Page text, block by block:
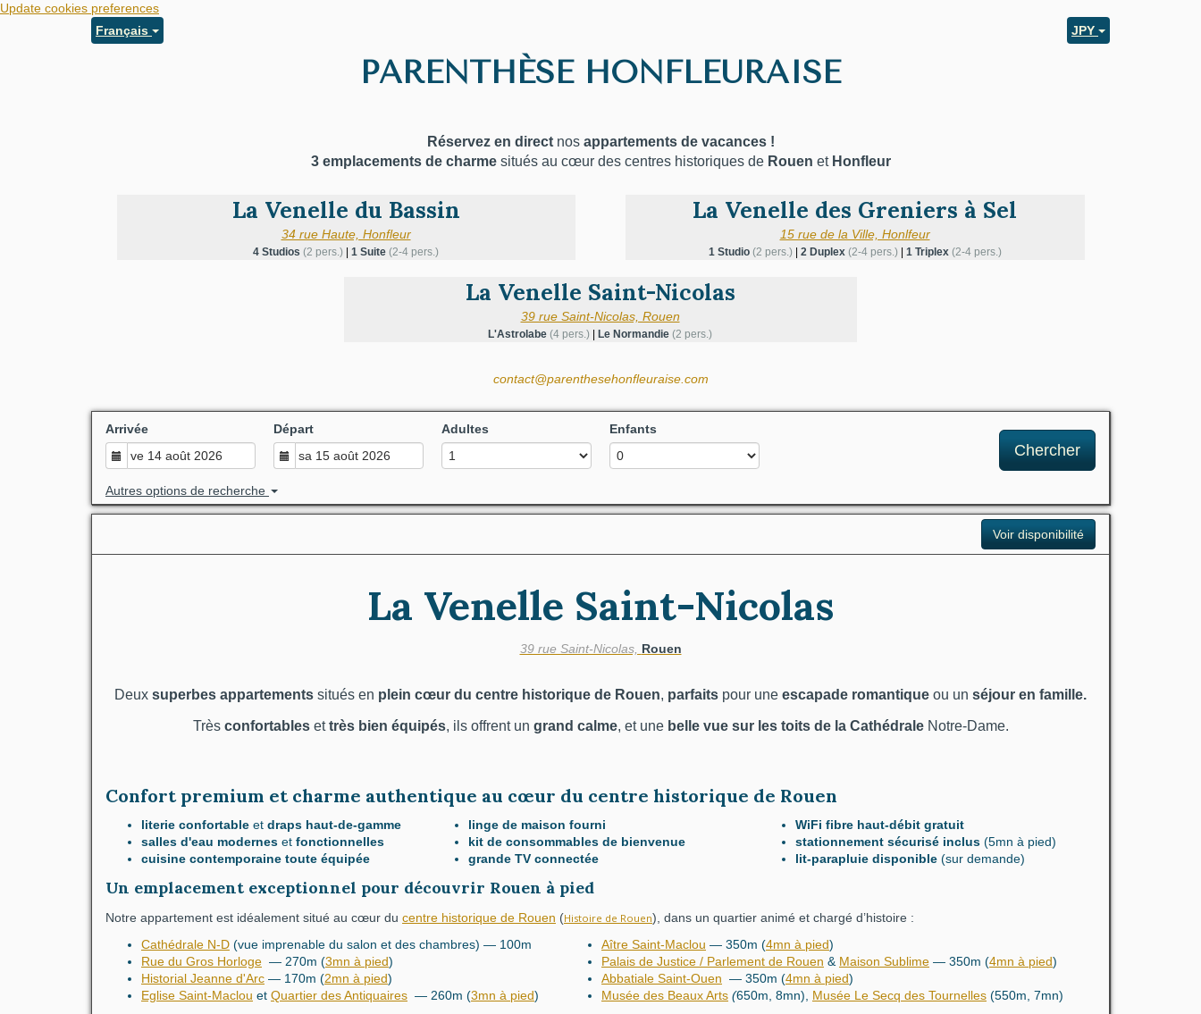
Update cookies preferences
Français
JPY
PARENTHÈSE HONFLEURAISE
Réservez en direct nos appartements de vacances !
3 emplacements de charmesitués au cœur des centres historiques de Rouen et Honfleur
La Venelle du Bassin La Venelle des Greniers à Sel
34 rue Haute, Honfleur 15 rue de la Ville, Honlfeur
4 Studios (2 pers.) 1 Suite (2-4 pers.) 1 Studio (2 pers.) 2 Duplex(2-4 pers.) 1 Triplex (2-4 pers.)
La Venelle Saint-Nicolas
39 rue Saint-Nicolas, Rouen
L'Astrolabe (4 pers.) Le Normandie (2 pers.)
contact@parenthesehonfleuraise.com
Arrivée Départ Adultes Enfants
Chercher
Autres options de recherche
Voir disponibilité
La Venelle Saint-Nicolas
39 rue Saint-Nicolas, Rouen
Deux superbes appartements situés en plein cœur du centre historique de Rouen, parfaits pour une escapade romantique ou un séjour en famille.
Très confortables ettrès bien équipés, ils offrent un grand calme, et unebelle vue sur les toits de la CathédraleNotre-Dame.
Confort premium et charme authentique au cœur du centre historique de Rouen
literie confortable et draps haut-de-gamme
salles d'eau modernes et fonctionnelles
cuisine contemporaine toute équipée
linge de maison fourni
kit de consommables de bienvenue
grande TV connectée
WiFi fibre haut-débit gratuit
stationnement sécurisé inclus (5mn à pied)
lit-parapluie disponible (sur demande)
Un emplacement exceptionnel pour découvrir Rouen à pied
Notre appartement est idéalement situé au cœur du centre historique de Rouen (Histoire de Rouen) , dans un quartier animé et chargé d’histoire :
Cathédrale N-D (vue imprenable du salon et des chambres) — 100m
Rue du Gros Horloge — 270m (3mn à pied)
Historial Jeanne d'Arc — 170m (2mn à pied)
Eglise Saint-Maclou et Quartier des Antiquaires — 260m (3mn à pied)
Aître Saint-Maclou — 350m (4mn à pied)
Palais de Justice / Parlement de Rouen & Maison Sublime — 350m (4mn à pied)
Abbatiale Saint-Ouen — 350m (4mn à pied)
Musée des Beaux Arts (650m, 8mn), Musée Le Secq des Tournelles (550m, 7mn)